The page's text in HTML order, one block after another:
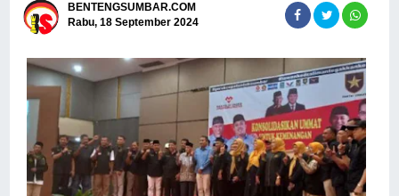
BENTENGSUMBAR.COM
Rabu, 18 September 2024